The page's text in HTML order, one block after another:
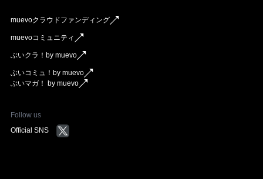
muevoクラウドファンディング
muevoコミュニティ
ぶいクラ！by muevo
ぶいコミュ！by muevo
ぶいマガ！ by muevo
Follow us
Official SNS